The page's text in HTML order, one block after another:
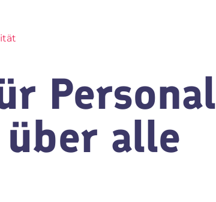
Personal
alle